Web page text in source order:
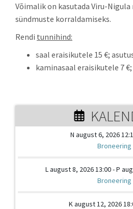
Võimalik on kasutada Viru-Nigula
sündmuste korraldamiseks.
Rendi tunnihind:
saal eraisikutele 15 €;
kaminasaal eraisikutele 7
N august 6, 2026
Broneering
L august 8, 2026 13:00 - P
Broneering
K august 12, 2026